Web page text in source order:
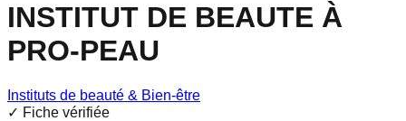
INSTITUT DE BEAUTE À
PRO-PEAU
Instituts de beauté & Bien-être
✓ Fiche vérifiée